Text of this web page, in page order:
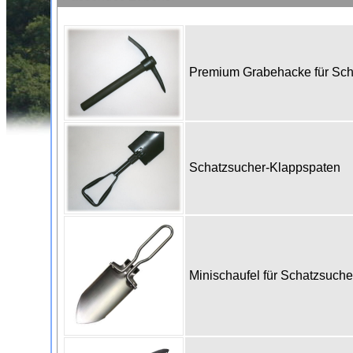
Premium Grabehacke für
Schatzsucher-Klappspaten
Minischaufel für